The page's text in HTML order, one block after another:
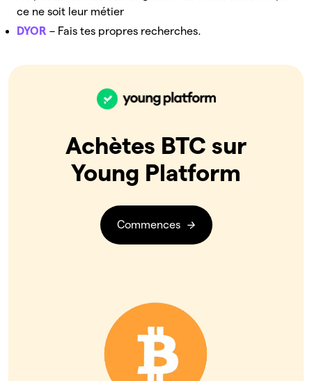
ce ne soit leur métier
DYOR – Fais tes propres recherches.
Achètes BTC sur
Young Platform
Commences